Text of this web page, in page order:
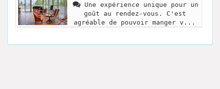
Une expérience unique pour un
goût au rendez-vous. C'est
agréable de pouvoir manger v...